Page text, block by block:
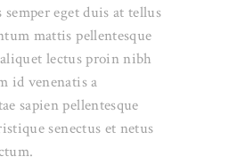
semper eget duis at tellus
mattis pellentesque
lectus proin nibh
id venenatis a
sapien pellentesque
senectus et netus